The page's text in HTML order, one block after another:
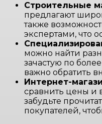
Строительные
предлагают
также
экспертами, что
можно найти
зачастую по
важно обратить
Интернет-
сравнить цены и
забудьте
покупателей,